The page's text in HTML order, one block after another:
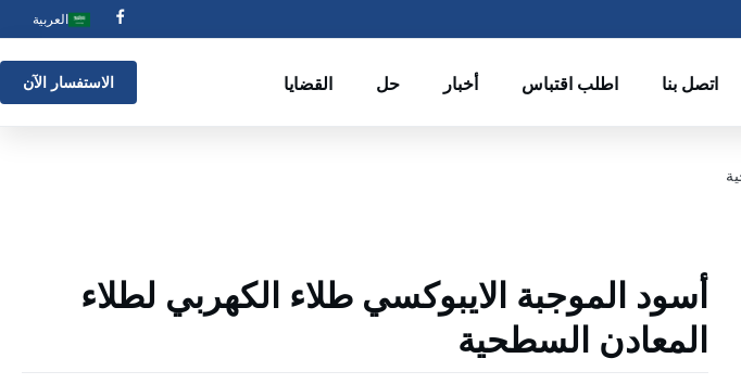
العربية
اتصل بنا اطلب اقتباس أخبار حل القضايا الاستفسار الآن
أسود الموجبة الايبوكسي طلاء الكهربي لطلاء
المعادن السطحية